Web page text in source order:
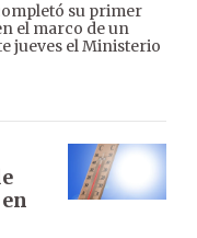
su primer
el marco de un
jueves el Ministerio